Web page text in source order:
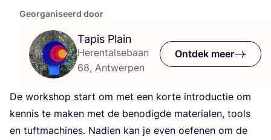
Georganiseerd door
Tapis Plain
Herentalsebaan
68, Antwerpen
Ontdek meer
De work­shop start om met een kor­te intro­duc­tie om
ken­nis te maken met de beno­dig­de mate­ri­a­len, tools
en tuft­ma­chi­nes. Nadien kan je even oefe­nen om de